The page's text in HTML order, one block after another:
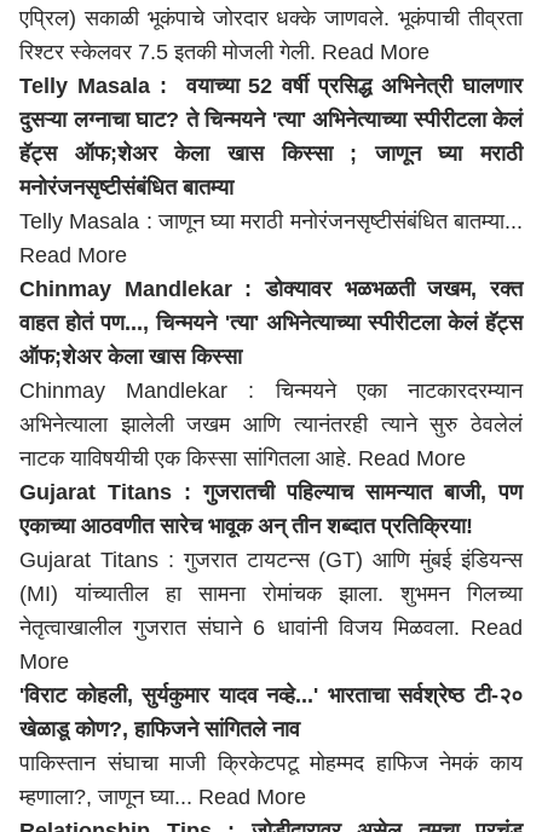
एप्रिल) सकाळी भूकंपाचे जोरदार धक्के जाणवले. भूकंपाची तीव्रता
रिश्टर स्केलवर 7.5 इतकी मोजली गेली. Read More
Telly Masala : वयाच्या 52 वर्षी प्रसिद्ध अभिनेत्री घालणार
दुसऱ्या लग्नाचा घाट? ते चिन्मयने 'त्या' अभिनेत्याच्या स्पीरीटला केलं
हॅट्स ऑफ;शेअर केला खास किस्सा ; जाणून घ्या मराठी
मनोरंजनसृष्टीसंबंधित बातम्या
Telly Masala : जाणून घ्या मराठी मनोरंजनसृष्टीसंबंधित बातम्या...
Read More
Chinmay Mandlekar : डोक्यावर भळभळती जखम, रक्त
वाहत होतं पण..., चिन्मयने 'त्या' अभिनेत्याच्या स्पीरीटला केलं हॅट्स
ऑफ;शेअर केला खास किस्सा
Chinmay Mandlekar : चिन्मयने एका नाटकारदरम्यान
अभिनेत्याला झालेली जखम आणि त्यानंतरही त्याने सुरु ठेवलेलं
नाटक याविषयीची एक किस्सा सांगितला आहे. Read More
Gujarat Titans : गुजरातची पहिल्याच सामन्यात बाजी, पण
एकाच्या आठवणीत सारेच भावूक अन् तीन शब्दात प्रतिक्रिया!
Gujarat Titans : गुजरात टायटन्स (GT) आणि मुंबई इंडियन्स
(MI) यांच्यातील हा सामना रोमांचक झाला. शुभमन गिलच्या
नेतृत्वाखालील गुजरात संघाने 6 धावांनी विजय मिळवला. Read
More
'विराट कोहली, सुर्यकुमार यादव नव्हे...' भारताचा सर्वश्रेष्ठ टी-२०
खेळाडू कोण?, हाफिजने सांगितले नाव
पाकिस्तान संघाचा माजी क्रिकेटपटू मोहम्मद हाफिज नेमकं काय
म्हणाला?, जाणून घ्या... Read More